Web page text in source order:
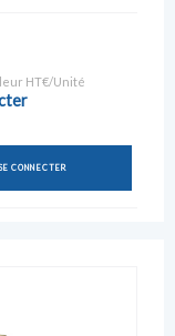
HT€/Unité
SE CONNECTER